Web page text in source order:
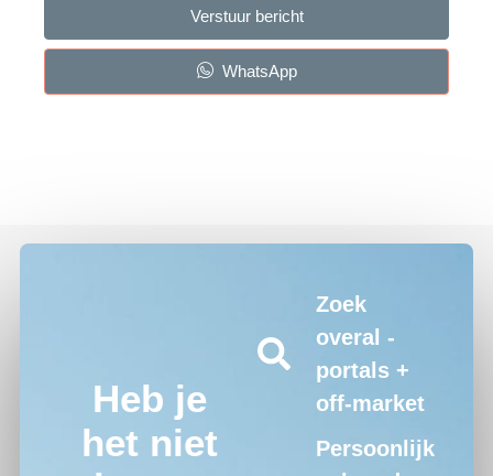
Verstuur bericht
WhatsApp
Heb je
het niet
Zoek
overal -
portals +
off-market
Persoonlijk